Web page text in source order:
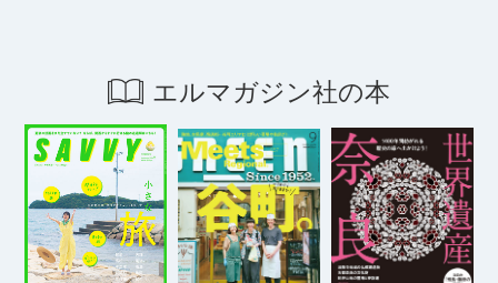
エルマガジン社の本